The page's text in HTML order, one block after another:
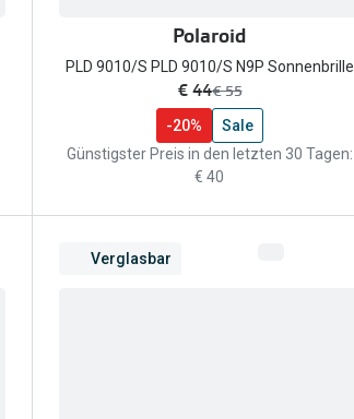
Polaroid
PLD 9010/S PLD 9010/S N9P Sonnenbrille
jetzt:
€ 44Vorher:
€ 55
-20%
Sale
Günstigster Preis in den letzten 30 Tagen:
€ 40
Verglasbar